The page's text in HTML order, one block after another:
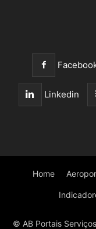
Linkedin
Home
© AB Portais